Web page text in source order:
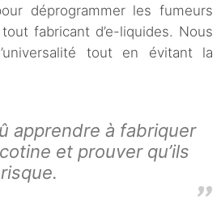
déprogrammer les fumeurs
fabricant d’e-liquides. Nous
tout en évitant la
apprendre à fabriquer
et prouver qu’ils